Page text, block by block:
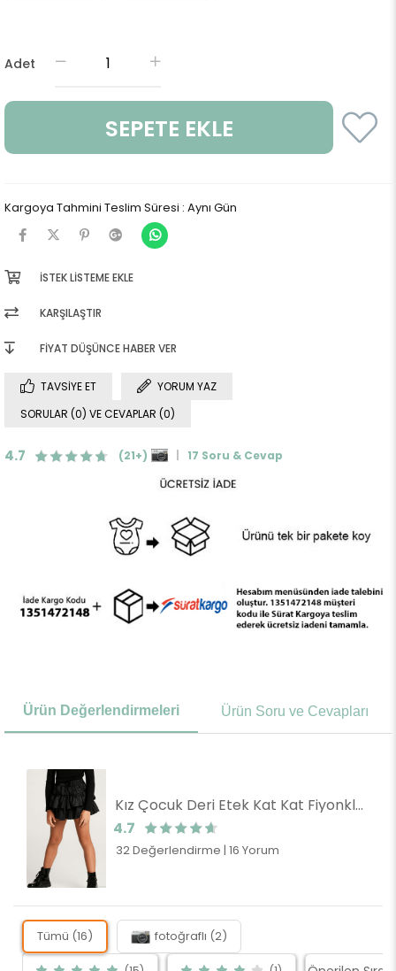
Adet
Kargoya Tahmini Teslim Süresi : Aynı Gün
İSTEK LISTEME EKLE
KARŞILAŞTIR
FIYAT DÜŞÜNCE HABER VER
TAVSIYE ET
YORUM YAZ
SORULAR (0) VE CEVAPLAR (0)
4.7 (21+) 17 Soru & Cevap
Ürün Değerlendirmeleri Ürün Soru ve Cevapları
Kız Çocuk Deri Etek Kat Kat Fiyonklu Siyah (5-10 Yaş)
4.7
32 Değerlendirme | 16 Yorum
Tümü (16) fotoğraflı (2)